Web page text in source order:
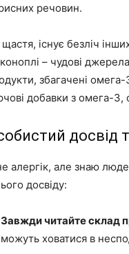
речовин.
існує безліч
– чудові
збагачені
добавки з омега-
досвід
алергік, але знаю
досвіду:
Завжди читайте склад
можуть ховатися в